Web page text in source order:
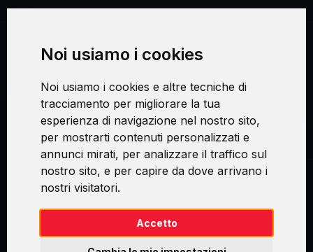
Noi usiamo i cookies
Noi usiamo i cookies e altre tecniche di
tracciamento per migliorare la tua
esperienza di navigazione nel nostro sito,
per mostrarti contenuti personalizzati e
annunci mirati, per analizzare il traffico sul
nostro sito, e per capire da dove arrivano i
nostri visitatori.
Accetto
Procedura di reclamo
Consenso al trattamento dei dati personali
Sicurezza e privacy
Swirl logoTM je ochranná známka společnosti AXELOS Limited. ITIL®
je registrovanou ochrannou známkou AXELOS Limited. PRINCE2® je
registrovanou ochrannou známkou AXELOS Limited. MSP® je
registrovanou ochrannou známkou AXELOS Limited. RESILIA™ je